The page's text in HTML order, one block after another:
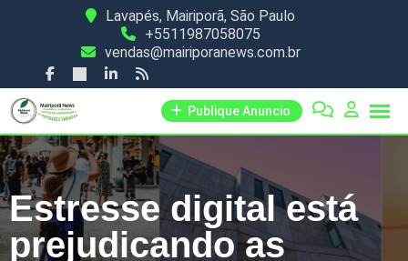
content
Lavapés, Mairiporã, São Paulo
+5511987058075
vendas@mairiporanews.com.br
Publique Anuncio
Estresse digital está
prejudicando as